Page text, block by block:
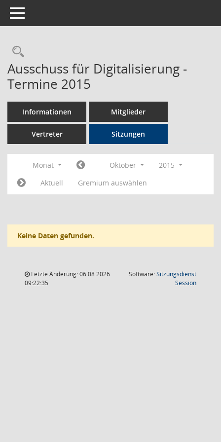
Toggle navigation
Rechercheauswahl
Ausschuss für Digitalisierung -
Termine 2015
Informationen Mitglieder
Vertreter Sitzungen
Monat Oktober
2015
Aktuell
Gremium auswählen
Keine Daten gefunden.
Letzte Änderung: 06.08.2026
09:22:35
Software:Sitzungsdienst
Session(Wird in